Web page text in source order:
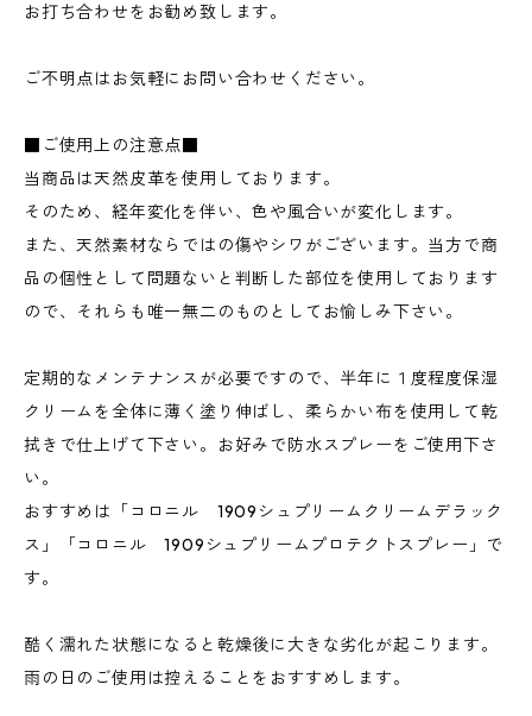
お打ち合わせをお勧め致します。
ご不明点はお気軽にお問い合わせください。
■ご使用上の注意点■
当商品は天然皮革を使用しております。
そのため、経年変化を伴い、色や風合いが変化します。
また、天然素材ならではの傷やシワがございます。当方で商
品の個性として問題ないと判断した部位を使用しております
ので、それらも唯一無二のものとしてお愉しみ下さい。
定期的なメンテナンスが必要ですので、半年に１度程度保湿
クリームを全体に薄く塗り伸ばし、柔らかい布を使用して乾
拭きで仕上げて下さい。お好みで防水スプレーをご使用下さ
い。
おすすめは「コロニル 1909シュプリームクリームデラック
ス」「コロニル 1909シュプリームプロテクトスプレー」で
す。
酷く濡れた状態になると乾燥後に大きな劣化が起こります。
雨の日のご使用は控えることをおすすめします。